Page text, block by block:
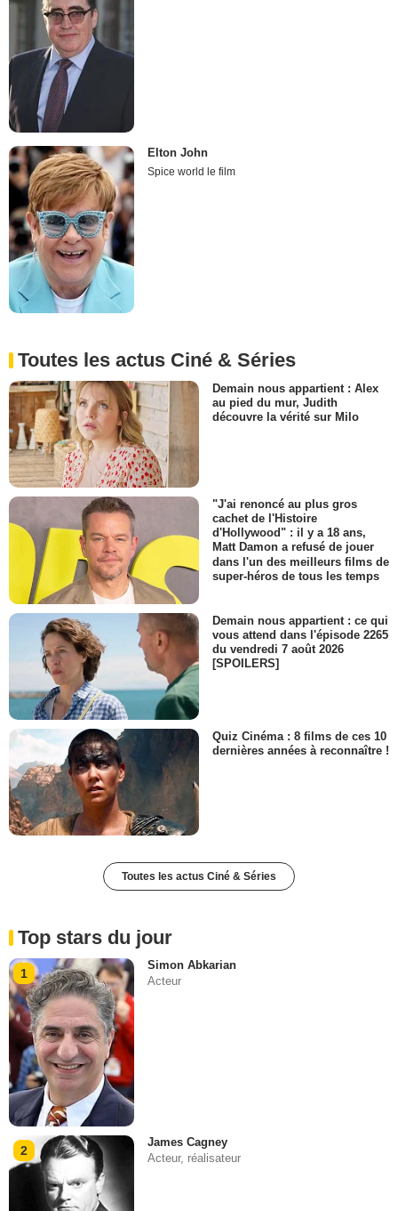
Elton John
Spice world le film
Toutes les actus Ciné & Séries
Demain nous appartient : Alex
au pied du mur, Judith
découvre la vérité sur Milo
"J'ai renoncé au plus gros
cachet de l'Histoire
d'Hollywood" : il y a 18 ans,
Matt Damon a refusé de jouer
dans l'un des meilleurs films de
super-héros de tous les temps
Demain nous appartient : ce qui
vous attend dans l'épisode 2265
du vendredi 7 août 2026
[SPOILERS]
Quiz Cinéma : 8 films de ces 10
dernières années à reconnaître !
Toutes les actus Ciné & Séries
Top stars du jour
1
Simon Abkarian
Acteur
2
James Cagney
Acteur, réalisateur